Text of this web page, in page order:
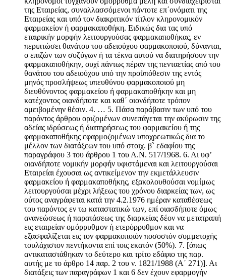
της Εταιρείας, συναλλασσόμενοι πάντοτε επ΄ονόματι της
Εταιρείας και υπό τον διακριτικόν τίτλον κληρονομικόν
φαρμακείον ή φαρμακαποθήκη. Ειδικώς δια τας υπό
εταιρικήν μορφήν λειτουργούσας φαρμακαποθήκας, εν
περιπτώσει θανάτου του αδειούχου φαρμακοποιού, δύνανται,
ο επιζών των συζύγων ή τα τέκνα αυτού να διατηρήσουν την
φαρμακαποθήκην, ουχί πάντως πέραν της πενταετίας από του
θανάτου του αδειούχου υπό την προϋπόθεσιν της εντός
μηνός προσλήψεως υπευθύνου φαρμακοποιού μη
διευθύνοντος φαρμακείου ή φαρμακαποθήκην και μη
κατέχοντος οιανδήποτε και καθ΄ οιονδήποτε τρόπον
αμειβομένην θέσιν. 4. … 5. Πάσα παράβασιν των υπό του
παρόντος άρθρου οριζομένων συνεπάγεται την ακύρωσιν της
αδείας ιδρύσεως ή διατηρήσεως του φαρμακείου ή της
φαρμακαποθήκης εφαρμοζομένων υποχρεωτικώς δια το
μέλλον των διατάξεων του υπό στοιχ. β` εδαφίου της
παραγράφου 3 του άρθρου 1 του Α.Ν. 517/1968. 6. Αι υφ’
οιανδήποτε νομικήν μορφήν υφιστάμεναι και λειτουργούσαι
Εταιρείαι έχουσαι ως αντικείμενον την εκμετάλλευσιν
φαρμακείου ή φαρμακαποθήκης, εξακολουθούσαι νομίμως
λειτουργούσαι μέχρι λήξεως του χρόνου διαρκείας των, ως
ούτος αναγράφεται κατά την 4.2.1976 ημέραν καταθέσεως
του παρόντος εν τω καταστατικώ των, επί οιασδήποτε όμως
ανανεώσεως ή παρατάσεως της διαρκείας δέον να μετατραπή
εις εταιρείαν ομόρρυθμον ή ετερόρρυθμον και να
εξασφαλίζεται εις τον φαρμακοποιόν ποσοστόν συμμετοχής
τουλάχιστον πεντήκοντα επί τοις εκατόν (50%). 7. [όπως
αντικαταστάθηκαν το δεύτερο και τρίτο εδάφιο της παρ.
αυτής με το άρθρο 14 παρ. 2 του ν. 1821/1988 (Α΄ 271)]. Αι
διατάξεις των παραγράφων 1 και 6 δεν έχουν εφαρμογήν